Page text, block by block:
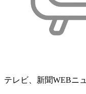
テレビ、新聞WEBニ